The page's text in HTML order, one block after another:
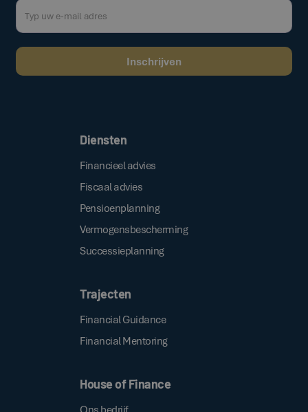
Diensten
Financieel advies
Fiscaal advies
Pensioenplanning
Vermogensbescherming
Successieplanning
Trajecten
Financial Guidance
Financial Mentoring
House of Finance